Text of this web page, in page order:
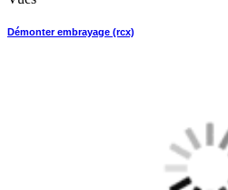
Démonter embrayage (rcx)